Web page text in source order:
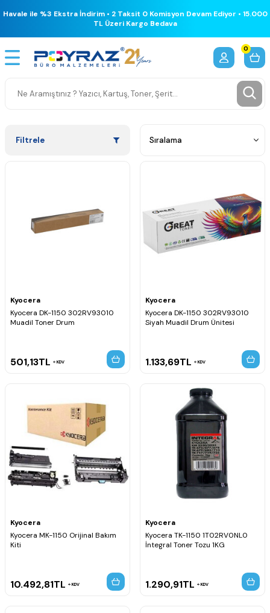
Havale ile %3 Ekstra İndirim • 2 Taksit 0 Komisyon Devam Ediyor • 15.000
TL Üzeri Kargo Bedava
0
Filtrele
Kyocera
Kyocera DK-1150 302RV93010
Muadil Toner Drum
501,13TL KDV
Kyocera
Kyocera DK-1150 302RV93010
Siyah Muadil Drum Ünitesi
1.133,69TL KDV
Kyocera
Kyocera MK-1150 Orijinal Bakım
Kiti
10.492,81TL KDV
Kyocera
Kyocera TK-1150 1T02RV0NL0
İntegral Toner Tozu 1KG
1.290,91TL KDV